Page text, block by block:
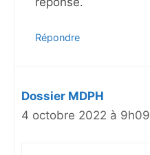
Répondre
Dossier MDPH
4 octobre 2022 à 9h09